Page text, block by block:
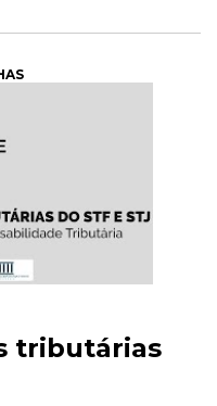
tributárias